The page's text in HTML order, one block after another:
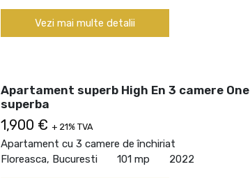
Vezi mai multe detalii
Apartament superb High En 3 camere
superba
1,900 € + 21% TVA
Apartament cu 3 camere de închiriat
Floreasca, Bucuresti
101 mp 2022